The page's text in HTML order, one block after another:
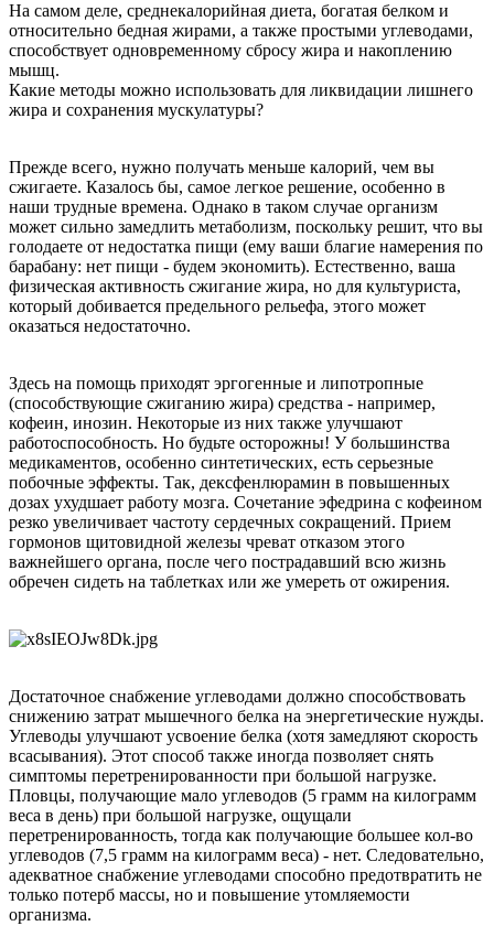
На самом деле, среднекалорийная диета, богатая белком и
относительно бедная жирами, а также простыми углеводами,
способствует одновременному сбросу жира и накоплению
мышц.
Какие методы можно использовать для ликвидации лишнего
жира и сохранения мускулатуры?
Прежде всего, нужно получать меньше калорий, чем вы
сжигаете. Казалось бы, самое легкое решение, особенно в
наши трудные времена. Однако в таком случае организм
может сильно замедлить метаболизм, поскольку решит, что вы
голодаете от недостатка пищи (ему ваши благие намерения по
барабану: нет пищи - будем экономить). Естественно, ваша
физическая активность сжигание жира, но для культуриста,
который добивается предельного рельефа, этого может
оказаться недостаточно.
Здесь на помощь приходят эргогенные и липотропные
(способствующие сжиганию жира) средства - например,
кофеин, инозин. Некоторые из них также улучшают
работоспособность. Но будьте осторожны! У большинства
медикаментов, особенно синтетических, есть серьезные
побочные эффекты. Так, дексфенлюрамин в повышенных
дозах ухудшает работу мозга. Сочетание эфедрина с кофеином
резко увеличивает частоту сердечных сокращений. Прием
гормонов щитовидной железы чреват отказом этого
важнейшего органа, после чего пострадавший всю жизнь
обречен сидеть на таблетках или же умереть от ожирения.
Достаточное снабжение углеводами должно способствовать
снижению затрат мышечного белка на энергетические нужды.
Углеводы улучшают усвоение белка (хотя замедляют скорость
всасывания). Этот способ также иногда позволяет снять
симптомы перетренированности при большой нагрузке.
Пловцы, получающие мало углеводов (5 грамм на килограмм
веса в день) при большой нагрузке, ощущали
перетренированность, тогда как получающие большее кол-во
углеводов (7,5 грамм на килограмм веса) - нет. Следовательно,
адекватное снабжение углеводами способно предотвратить не
только потерб массы, но и повышение утомляемости
организма.